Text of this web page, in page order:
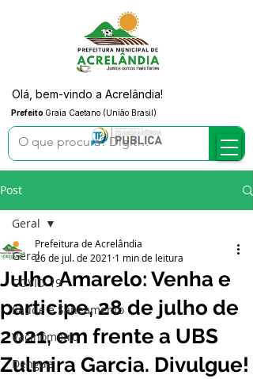
Prefeito Graia Caetano (União Brasil)
Olá, bem-vindo a Acrelândia!
Post
Geral
COVID-19
Saúde e Saneamento
Vacinômetro
Dengue
Geral
Julho Amarelo: Venha e
participe, 28 de julho de
2021, em frente a UBS
Zulmira Garcia. Divulgue!
Prefeitura de Acrelândia
26 de jul. de 2021 1 min de leitura